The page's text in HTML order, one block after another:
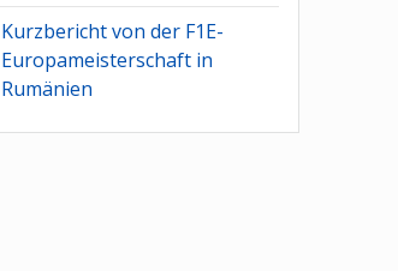
Kurzbericht von der F1E-
Europameisterschaft in
Rumänien